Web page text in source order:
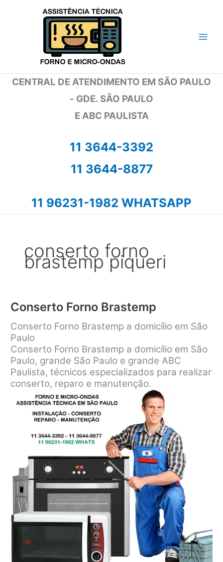
CENTRAL DE ATENDIMENTO EM SÃO PAULO
- GDE. SÃO PAULO
E ABC PAULISTA
11 3644-3392
11 3644-8877
11 96231-1982 WHATSAPP
conserto forno
brastemp piqueri
Conserto Forno Brastemp
Conserto Forno Brastemp a domicílio em São
Paulo
Conserto Forno Brastemp a domicílio em São
Paulo, grande São Paulo e grande ABC
Paulista, técnicos especializados para realizar
conserto, reparo e manutenção.